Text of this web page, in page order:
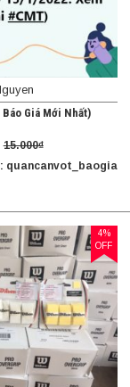
Giá Mới Nhất)
15.000₫
quancanvot_baogia
4%
OFF